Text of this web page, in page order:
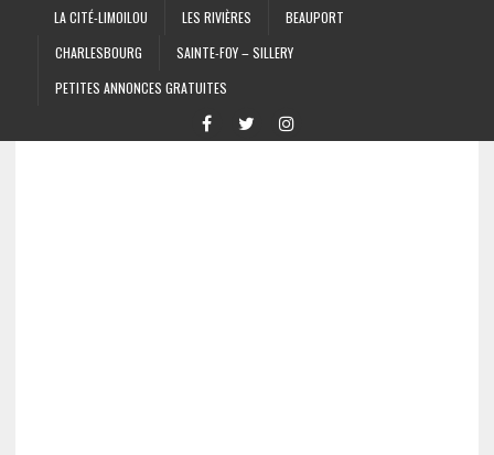
LA CITÉ-LIMOILOU LES RIVIÈRES
BEAUPORT
CHARLESBOURG
SAINTE-FOY – SILLERY
PETITES ANNONCES GRATUITES